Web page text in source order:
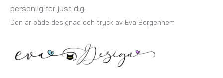
personlig för just dig.
Den är både designad och tryck av Eva Bergenhem